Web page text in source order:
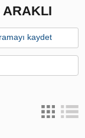
ARAKLI
kaydet